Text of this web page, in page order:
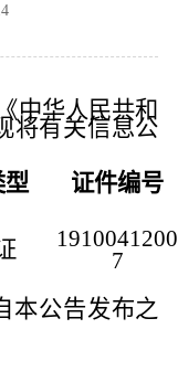
中华人民共和
将有关信息公
型 证件编号
1910041200
7
本公告发布之